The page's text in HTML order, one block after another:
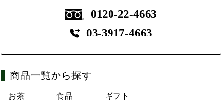
0120-22-4663
03-3917-4663
商品一覧から探す
お茶 食品 ギフト